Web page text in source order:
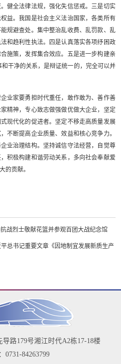
健全法律法规，强化失信惩戒。三是切实
益。我国是社会主义法治国家，各类所有
规避查处。集中整治乱收费、乱罚款、乱
和趋利性执法。四是认真落实各项纾困政
施策，发挥集合效应。五是进一步构建亲
和干净的关系，是辩证统一的，完全可以并
家要勇担时代重任，敢作敢为、善作善
精神，专心致志做强做优做大企业，坚定
现代化的促进者。坚定不移走高质量发展
不断提高企业质量、效益和核心竞争力。
业治理结构。坚持诚信守法经营，自觉尊
积极构建和谐劳动关系，多向社会奉献爱
的贡献。
战烈士敬献花篮并参观百团大战纪念馆
总书记重要文章《因地制宜发展新质生产
路179号湘江时代A2栋17-18楼
84263799